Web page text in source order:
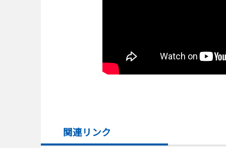
関連リンク